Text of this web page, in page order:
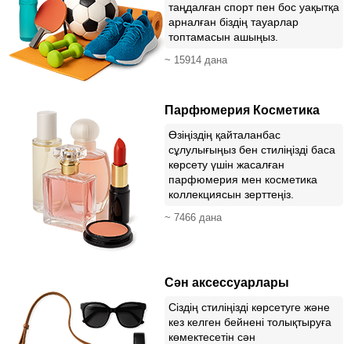
таңдалған спорт пен бос уақытқа
арналған біздің тауарлар
топтамасын ашыңыз.
~ 15914 дана
Парфюмерия Косметика
Өзіңіздің қайталанбас
сұлулығыңыз бен стиліңізді баса
көрсету үшін жасалған
парфюмерия мен косметика
коллекциясын зерттеңіз.
~ 7466 дана
Сән аксессуарлары
Сіздің стиліңізді көрсетуге және
кез келген бейнені толықтыруға
көмектесетін сән